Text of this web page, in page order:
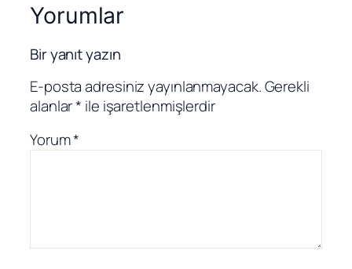
Yorumlar
Bir yanıt yazın
E-posta adresiniz yayınlanmayacak.Gerekli
alanlar* ile işaretlenmişlerdir
Yorum*